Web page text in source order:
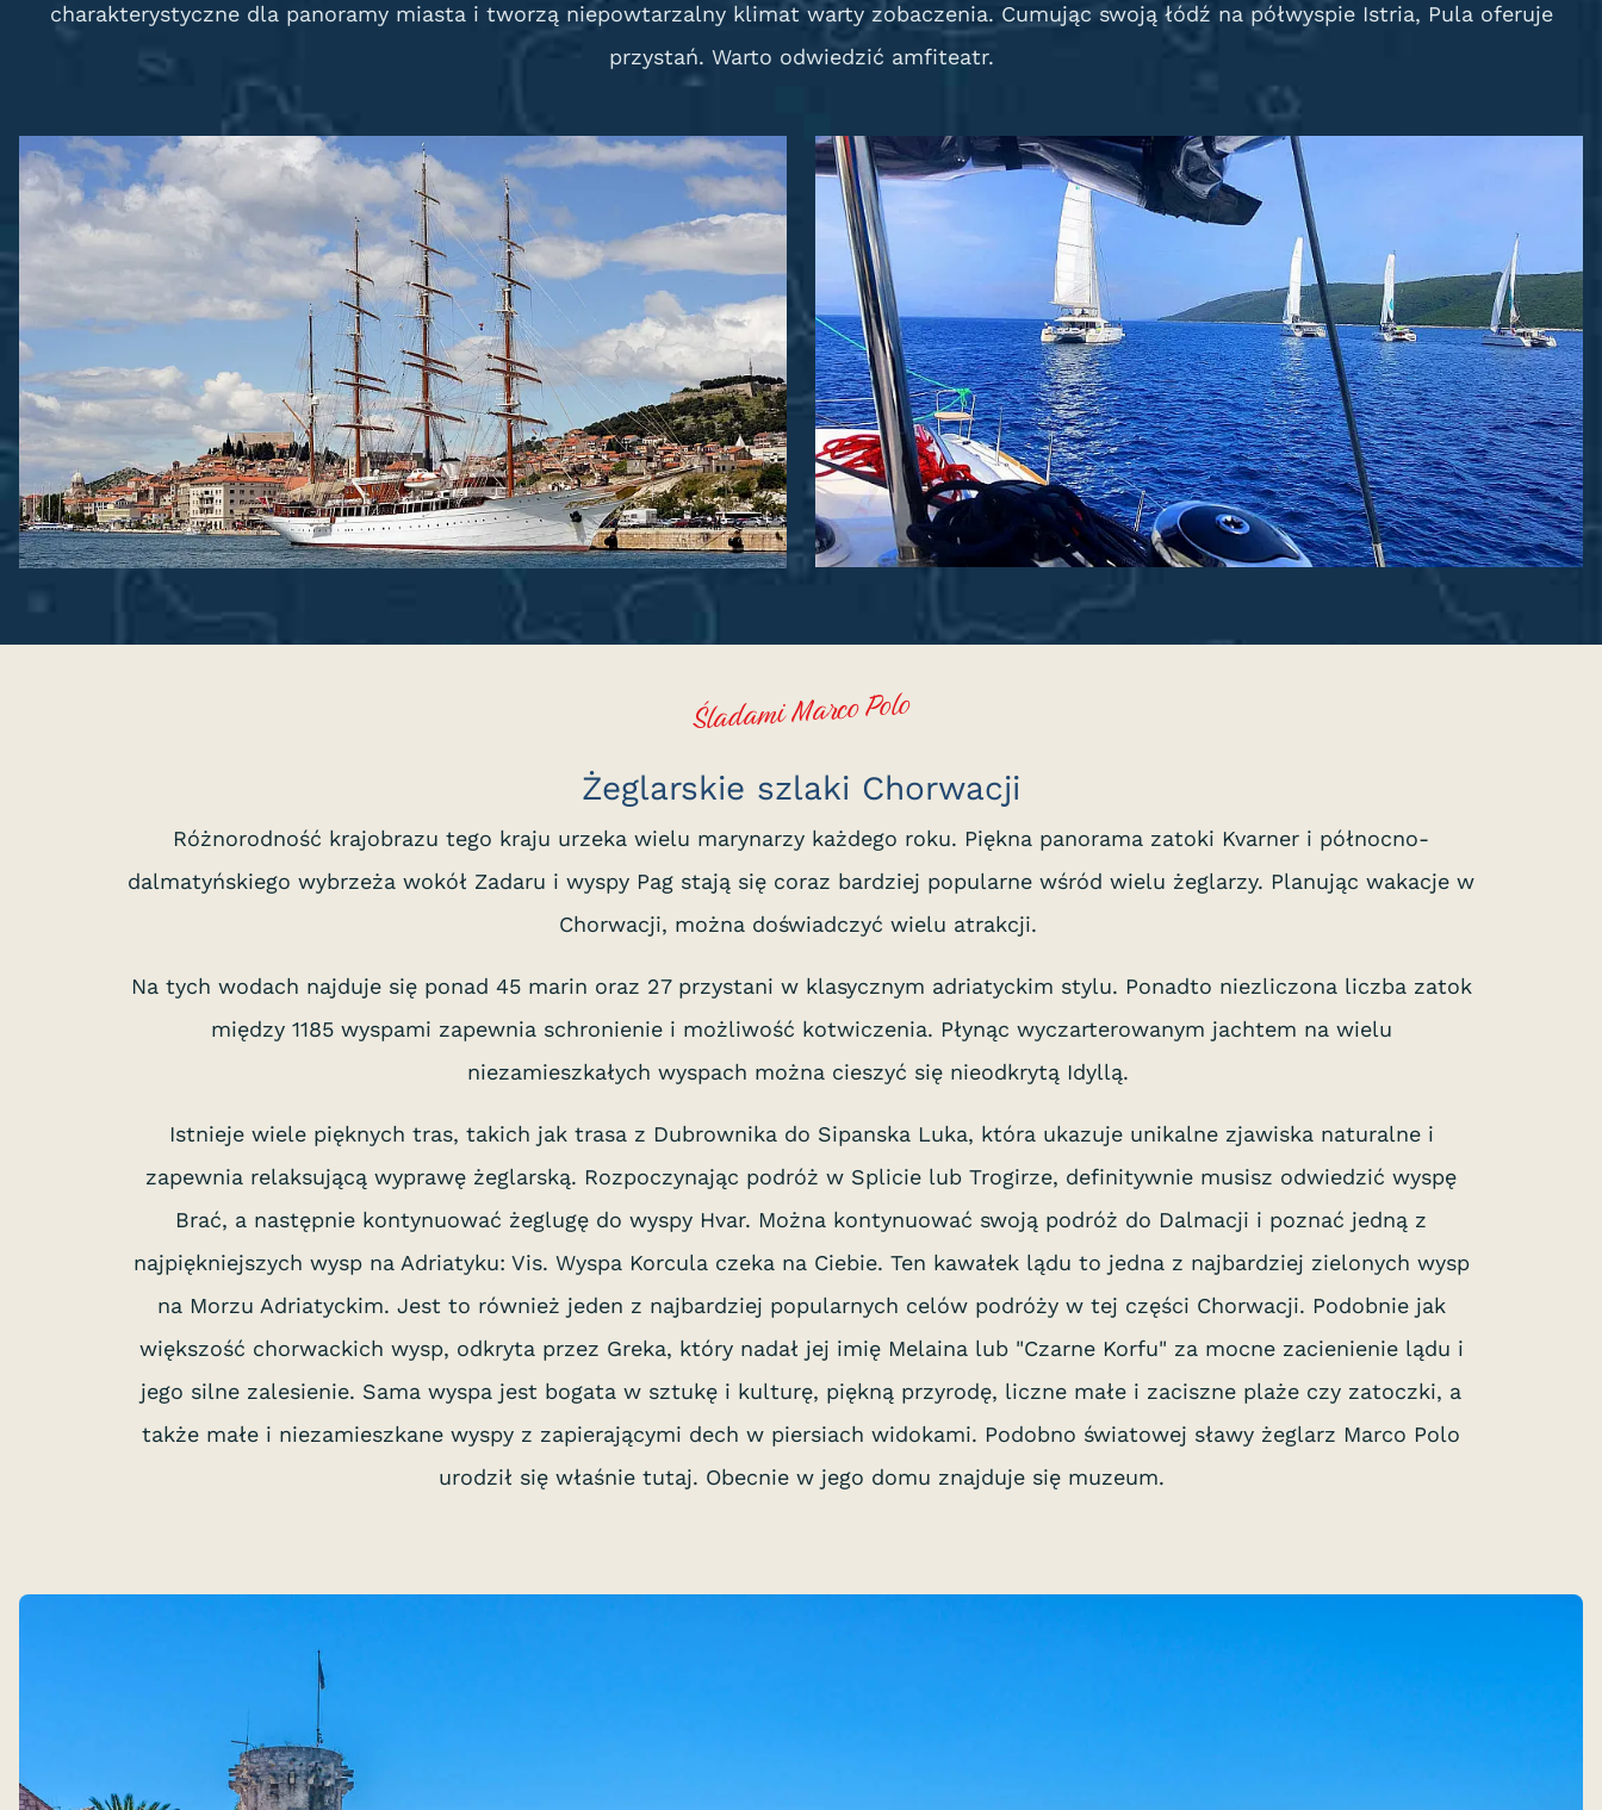
charakterystyczne dla panoramy miasta i tworzą niepowtarzalny klimat warty zobaczenia. Cumując swoją łódź na półwyspie Istria, Pula oferuje
przystań. Warto odwiedzić amfiteatr.
Śladami Marco Polo
Żeglarskie szlaki Chorwacji
Różnorodność krajobrazu tego kraju urzeka wielu marynarzy każdego roku. Piękna panorama zatoki Kvarner i północno-
dalmatyńskiego wybrzeża wokół Zadaru i wyspy Pag stają się coraz bardziej popularne wśród wielu żeglarzy. Planując wakacje w
Chorwacji, można doświadczyć wielu atrakcji.
Na tych wodach najduje się ponad 45 marin oraz 27 przystani w klasycznym adriatyckim stylu. Ponadto niezliczona liczba zatok
między 1185 wyspami zapewnia schronienie i możliwość kotwiczenia. Płynąc wyczarterowanym jachtem na wielu
niezamieszkałych wyspach można cieszyć się nieodkrytą Idyllą.
Istnieje wiele pięknych tras, takich jak trasa z Dubrownika do Sipanska Luka, która ukazuje unikalne zjawiska naturalne i
zapewnia relaksującą wyprawę żeglarską. Rozpoczynając podróż w Splicie lub Trogirze, definitywnie musisz odwiedzić wyspę
Brać, a następnie kontynuować żeglugę do wyspy Hvar. Można kontynuować swoją podróż do Dalmacji i poznać jedną z
najpiękniejszych wysp na Adriatyku: Vis. Wyspa Korcula czeka na Ciebie. Ten kawałek lądu to jedna z najbardziej zielonych wysp
na Morzu Adriatyckim. Jest to również jeden z najbardziej popularnych celów podróży w tej części Chorwacji. Podobnie jak
większość chorwackich wysp, odkryta przez Greka, który nadał jej imię Melaina lub "Czarne Korfu" za mocne zacienienie lądu i
jego silne zalesienie. Sama wyspa jest bogata w sztukę i kulturę, piękną przyrodę, liczne małe i zaciszne plaże czy zatoczki, a
także małe i niezamieszkane wyspy z zapierającymi dech w piersiach widokami. Podobno światowej sławy żeglarz Marco Polo
urodził się właśnie tutaj. Obecnie w jego domu znajduje się muzeum.